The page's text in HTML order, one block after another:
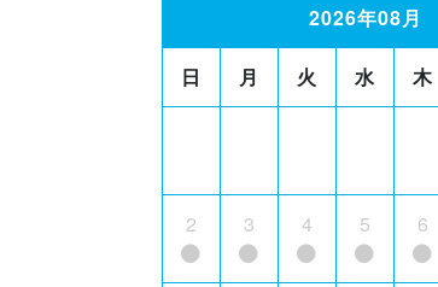
2026年08月
日 月 火 水 木
2 3 4 5 6